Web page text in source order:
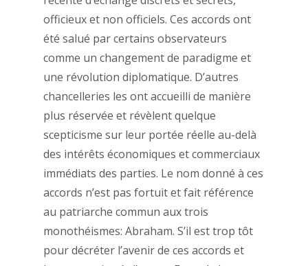
officieux et non officiels. Ces accords ont
été salué par certains observateurs
comme un changement de paradigme et
une révolution diplomatique. D’autres
chancelleries les ont accueilli de manière
plus réservée et révèlent quelque
scepticisme sur leur portée réelle au-delà
des intérêts économiques et commerciaux
immédiats des parties. Le nom donné à ces
accords n’est pas fortuit et fait référence
au patriarche commun aux trois
monothéismes: Abraham. S’il est trop tôt
pour décréter l’avenir de ces accords et